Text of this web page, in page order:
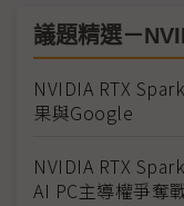
議題精選－
NVIDIA RTX
果與Google
NVIDIA RTX
AI PC主導權爭奪